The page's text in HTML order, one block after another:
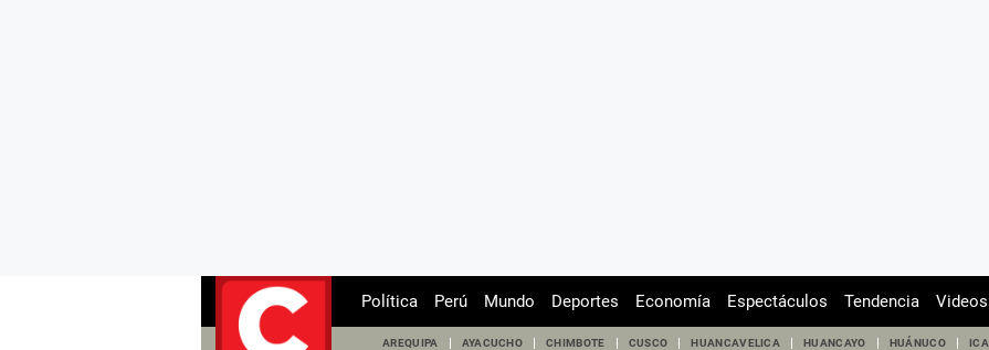
Política Perú Mundo Deportes Economía Espectáculos Tendencia Videos
AREQUIPA AYACUCHO CHIMBOTE CUSCO HUANCAVELICA HUANCAYO HUÁNUCO ICA